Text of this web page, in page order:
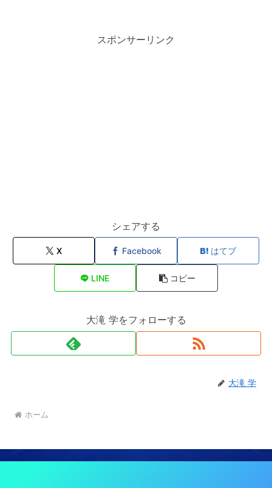
スポンサーリンク
シェアする
X Facebook はてブ
LINE コピー
大滝 学をフォローする
大滝 学
ホーム